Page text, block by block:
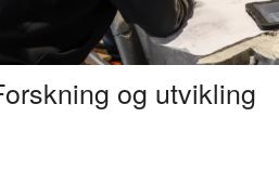
og utvikling